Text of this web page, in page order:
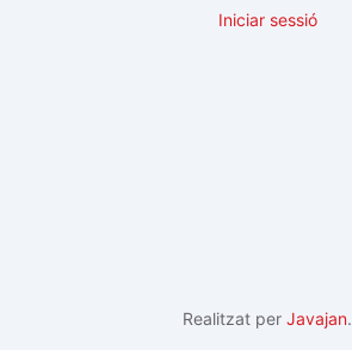
Iniciar sessió
Realitzat per Javajan.